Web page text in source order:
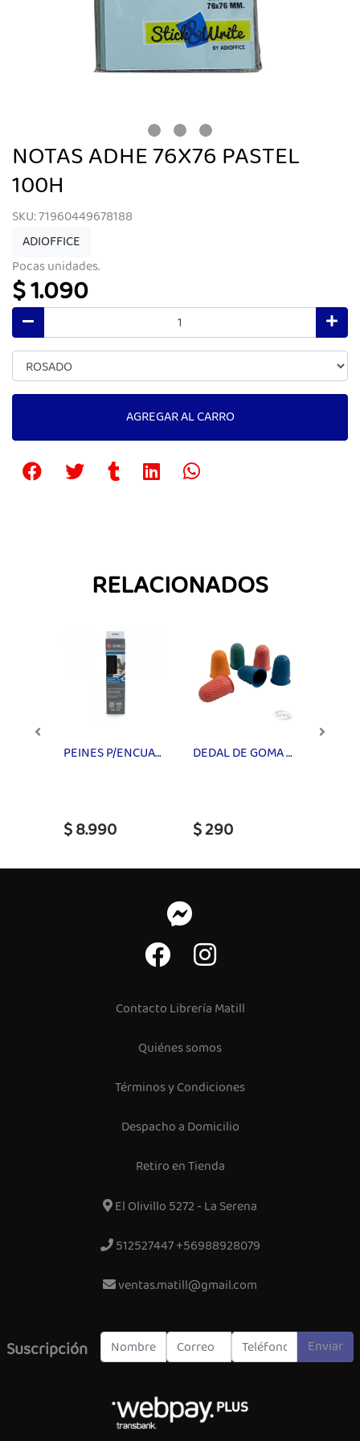
NOTAS ADHE 76X76 PASTEL
100H
SKU: 71960449678188
ADIOFFICE
Pocas unidades.
$ 1.090
AGREGAR AL CARRO
RELACIONADOS
PEINES P/ENCUAD AZUL 25UN SPYRA
$ 8.990
DEDAL DE GOMA N12 ADIX
$ 290
Contacto Librería Matill
Quiénes somos
Términos y Condiciones
Despacho a Domicilio
Retiro en Tienda
El Olivillo 5272 - La Serena
512527447 +56988928079
ventas.matill@gmail.com
Suscripción Enviar